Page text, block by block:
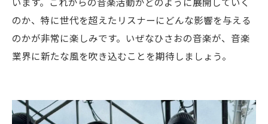
のか、特に世代を超えたリスナーにどんな影響を与える
のかが非常に楽しみです。いぜなひさおの音楽が、音楽
業界に新たな風を吹き込むことを期待しましょう。